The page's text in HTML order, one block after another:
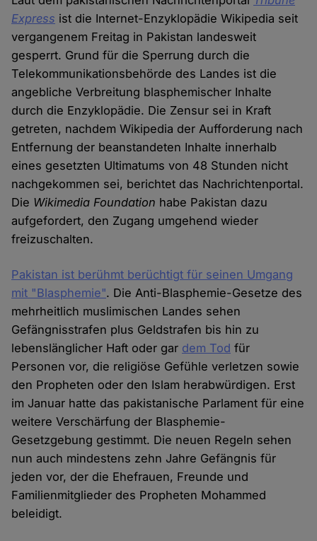
Express ist die Internet-Enzyklopädie Wikipedia seit
vergangenem Freitag in Pakistan landesweit
gesperrt. Grund für die Sperrung durch die
Telekommunikationsbehörde des Landes ist die
angebliche Verbreitung blasphemischer Inhalte
durch die Enzyklopädie. Die Zensur sei in Kraft
getreten, nachdem Wikipedia der Aufforderung nach
Entfernung der beanstandeten Inhalte innerhalb
eines gesetzten Ultimatums von 48 Stunden nicht
nachgekommen sei, berichtet das Nachrichtenportal.
Die Wikimedia Foundation habe Pakistan dazu
aufgefordert, den Zugang umgehend wieder
freizuschalten.
Pakistan ist berühmt berüchtigt für seinen Umgang
mit "Blasphemie". Die Anti-Blasphemie-Gesetze des
mehrheitlich muslimischen Landes sehen
Gefängnisstrafen plus Geldstrafen bis hin zu
lebenslänglicher Haft oder gar dem Tod für
Personen vor, die religiöse Gefühle verletzen sowie
den Propheten oder den Islam herabwürdigen. Erst
im Januar hatte das pakistanische Parlament für eine
weitere Verschärfung der Blasphemie-
Gesetzgebung gestimmt. Die neuen Regeln sehen
nun auch mindestens zehn Jahre Gefängnis für
jeden vor, der die Ehefrauen, Freunde und
Familienmitglieder des Propheten Mohammed
beleidigt.